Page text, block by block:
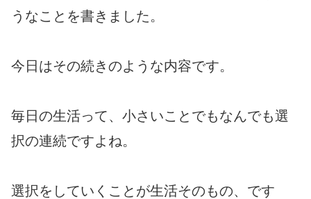
うなことを書きました。
今日はその続きのような内容です。
毎日の生活って、小さいことでもなんでも選
択の連続ですよね。
選択をしていくことが生活そのもの、です